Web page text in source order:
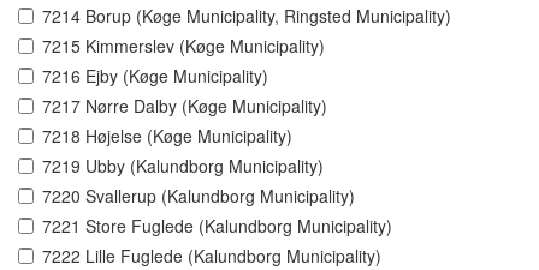
7214 Borup (Køge Municipality, Ringsted Municipality)
7215 Kimmerslev (Køge Municipality)
7216 Ejby (Køge Municipality)
7217 Nørre Dalby (Køge Municipality)
7218 Højelse (Køge Municipality)
7219 Ubby (Kalundborg Municipality)
7220 Svallerup (Kalundborg Municipality)
7221 Store Fuglede (Kalundborg Municipality)
7222 Lille Fuglede (Kalundborg Municipality)